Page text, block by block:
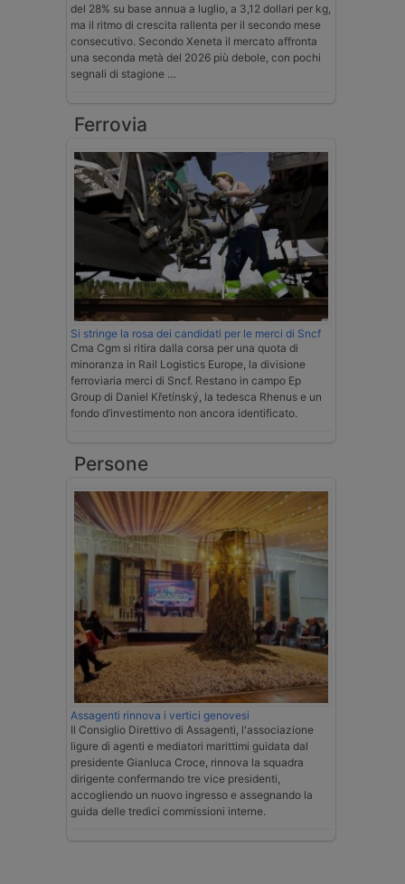
del 28% su base annua a luglio, a 3,12 dollari per kg,
ma il ritmo di crescita rallenta per il secondo mese
consecutivo. Secondo Xeneta il mercato affronta
una seconda metà del 2026 più debole, con pochi
segnali di stagione …
Ferrovia
Si stringe la rosa dei candidati per le merci di Sncf
Cma Cgm si ritira dalla corsa per una quota di
minoranza in Rail Logistics Europe, la divisione
ferroviaria merci di Sncf. Restano in campo Ep
Group di Daniel Křetínský, la tedesca Rhenus e un
fondo d’investimento non ancora identificato.
Persone
Assagenti rinnova i vertici genovesi
Il Consiglio Direttivo di Assagenti, l'associazione
ligure di agenti e mediatori marittimi guidata dal
presidente Gianluca Croce, rinnova la squadra
dirigente confermando tre vice presidenti,
accogliendo un nuovo ingresso e assegnando la
guida delle tredici commissioni interne.